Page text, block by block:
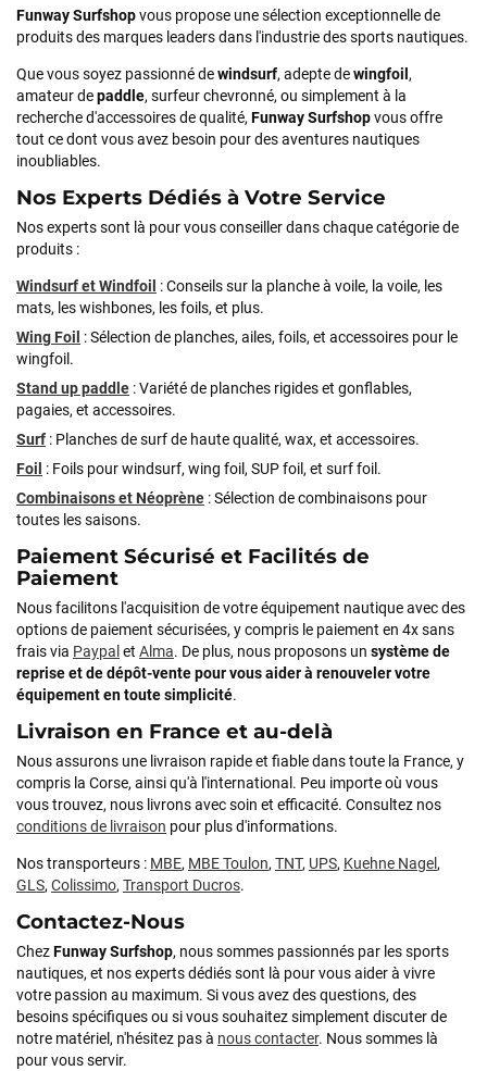
Funway Surfshopvous propose une sélection exceptionnelle de
produits des marques leaders dans l'industrie des sports nautiques.
Que vous soyez passionné dewindsurf, adepte dewingfoil ,
amateur depaddle, surfeur chevronné, ou simplement à la
recherche d'accessoires de qualité, Funway Surfshopvous offre
tout ce dont vous avez besoin pour des aventures nautiques
inoubliables.
Nos Experts Dédiés à Votre Service
Nos experts sont là pour vous conseiller dans chaque catégorie de
produits :
Windsurf et Windfoil : Conseils sur la planche à voile, la voile, les
mats, les wishbones, les foils, et plus.
Wing Foil : Sélection de planches, ailes, foils, et accessoires pour le
wingfoil.
Stand up paddle : Variété de planches rigides et gonflables,
pagaies, et accessoires.
Surf : Planches de surf de haute qualité, wax, et accessoires.
Foil : Foils pour windsurf, wing foil, SUP foil, et surf foil.
Combinaisons et Néoprène : Sélection de combinaisons pour
toutes les saisons.
Paiement Sécurisé et Facilités de
Paiement
Nous facilitons l'acquisition de votre équipement nautique avec des
options de paiement sécurisées, y compris le paiement en 4x sans
frais via Paypal et Alma. De plus, nous proposons un système de
reprise et de dépôt-vente pour vous aider à renouveler votre
équipement en toute simplicité.
Livraison en France et au-delà
Nous assurons une livraison rapide et fiable dans toute la France, y
compris la Corse, ainsi qu'à l'international. Peu importe où vous
vous trouvez, nous livrons avec soin et efficacité. Consultez nos
conditions de livraison pour plus d'informations.
Nos transporteurs : MBE, MBE Toulon, TNT, UPS, Kuehne Nagel,
GLS, Colissimo, Transport Ducros.
Contactez-Nous
ChezFunway Surfshop, nous sommes passionnés par les sports
nautiques, et nos experts dédiés sont là pour vous aider à vivre
votre passion au maximum. Si vous avez des questions, des
besoins spécifiques ou si vous souhaitez simplement discuter de
notre matériel, n'hésitez pas à nous contacter. Nous sommes là
pour vous servir.